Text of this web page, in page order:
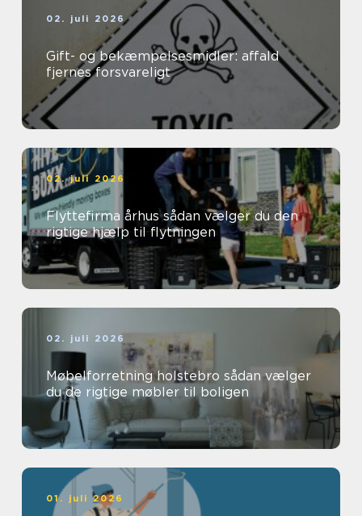
02. juli 2026
Gift- og bekæmpelsesmidler: affald
fjernes forsvareligt
02. juli 2026
Flyttefirma århus sådan vælger du den
rigtige hjælp til flytningen
02. juli 2026
Møbelforretning holstebro sådan vælger
du de rigtige møbler til boligen
01. juli 2026